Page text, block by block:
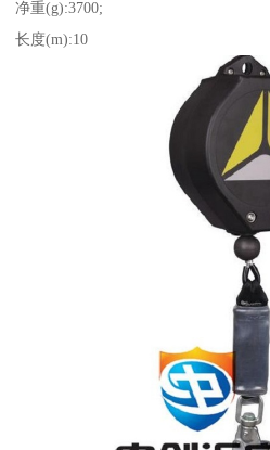
净重(g):3700;
长度(m):10